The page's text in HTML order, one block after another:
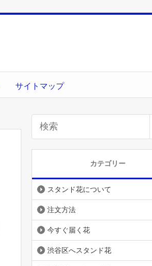
サイトマップ
カテゴリー
スタンド花について
注文方法
今すぐ届く花
渋谷区へスタンド花